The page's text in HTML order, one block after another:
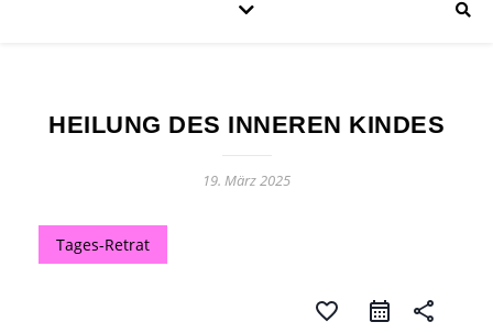
HEILUNG DES INNEREN KINDES
19. März 2025
Tages-Retrat
favorite_border share